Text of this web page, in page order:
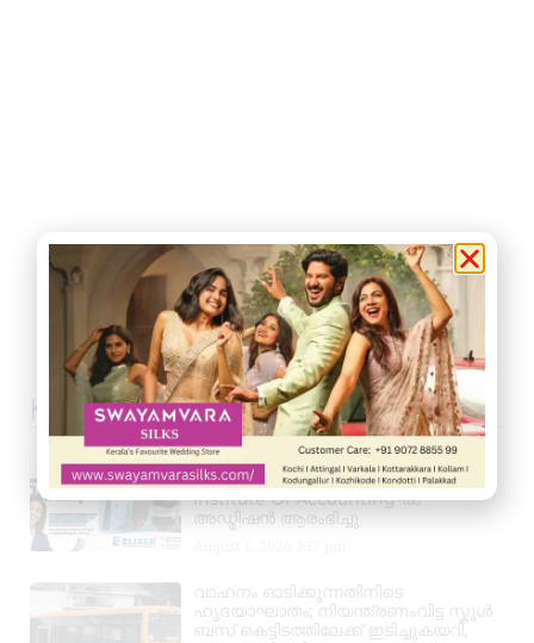
Kerala News
പ്രൊഫഷണൽ അക്കൗണ്ടന്റാകാൻ
അവസരം; കിലിമാനൂരിൽ Elixer
Institute Of Accounting-ൽ
അഡ്മിഷൻ ആരംഭിച്ചു
വാഹനം ഓടിക്കുന്നതിനിടെ
ഹൃദയാഘാതം; നിയന്ത്രണംവിട്ട സ്കൂൾ
ബസ് കെട്ടിടത്തിലേക്ക് ഇടിച്ചുകയറി,